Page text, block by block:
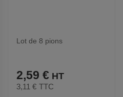
Lot de 8 pions
2,59 €
3,11 € TTC